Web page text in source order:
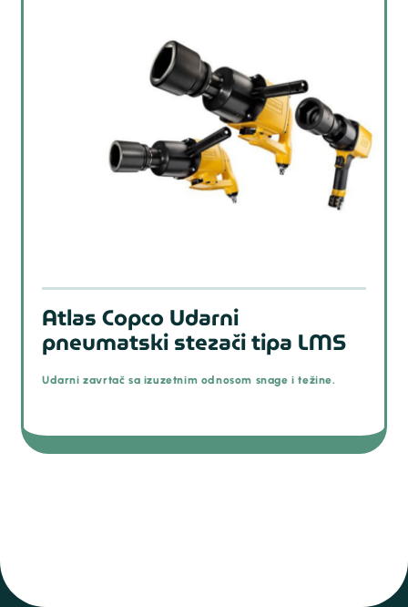
Atlas Copco Udarni
pneumatski stezači tipa LMS
Udarni zavrtač sa izuzetnim odnosom snage i težine.